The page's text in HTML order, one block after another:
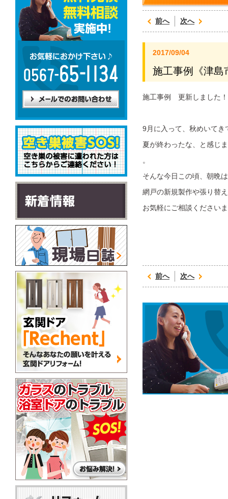
前へ 次へ
2017/09/04
施工事例《津
施工事例 更新しました！
9月に入って、秋めいて
夏が終わったな、と感じ
。
そんな今日この頃、朝晩
網戸の新規製作や張り替
お気軽にご相談ください
前へ 次へ